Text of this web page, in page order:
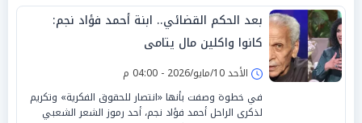
بعد الحكم القضائي.. ابنة أحمد فؤاد نجم:
كانوا واكلين مال يتامى
الأحد 10/مايو/2026 - 04:00 م
في خطوة وصفت بأنها «انتصار للحقوق الفكرية» وتكريم
لذكرى الراحل أحمد فؤاد نجم، أحد رموز الشعر الشعبي